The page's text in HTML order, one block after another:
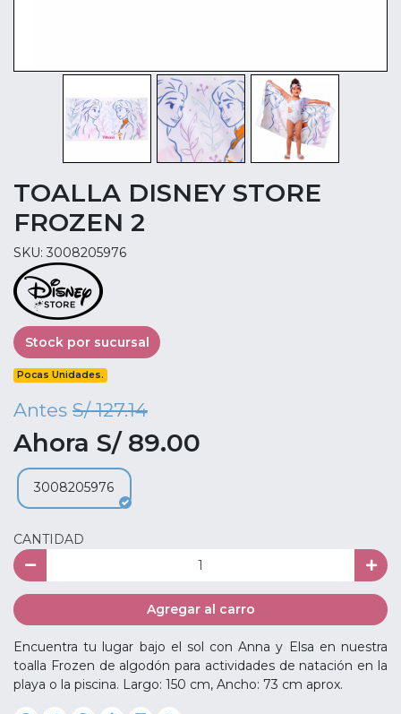
TOALLA DISNEY STORE
FROZEN 2
SKU: 3008205976
Stock por sucursal
Pocas Unidades.
Antes S/ 127.14
Ahora S/ 89.00
3008205976
CANTIDAD
Agregar al carro
Encuentra tu lugar bajo el sol con Anna y Elsa en nuestra
toalla Frozen de algodón para actividades de natación en la
playa o la piscina. Largo: 150 cm, Ancho: 73 cm aprox.